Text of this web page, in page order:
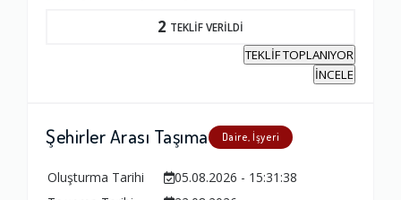
2 TEKLİF VERİLDİ
TEKLİF TOPLANIYOR
İNCELE
Şehirler Arası Taşıma Daire, İşyeri
Oluşturma Tarihi
05.08.2026 - 15:31:38
1.0
Firma Çalışanları